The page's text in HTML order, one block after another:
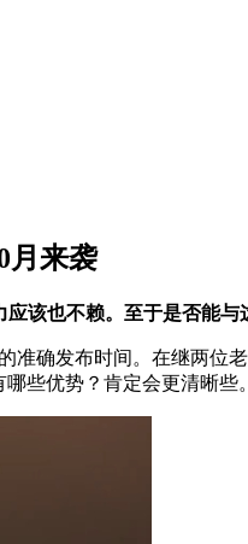
月来袭
该也不赖。至于是否能与
确发布时间。在继两位
些优势？肯定会更清晰些。